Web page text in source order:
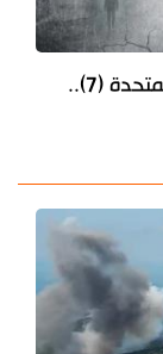
اللوبي وجماعات الضغط في الولايات المتحدة (7)..